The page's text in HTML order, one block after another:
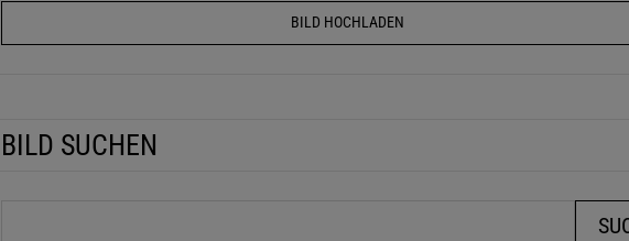
BILD HOCHLADEN
BILD SUCHEN